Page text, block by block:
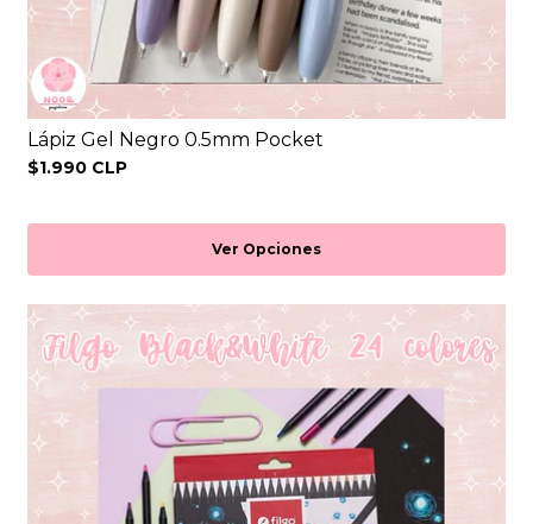
Lápiz Gel Negro 0.5mm Pocket
$1.990 CLP
Ver Opciones